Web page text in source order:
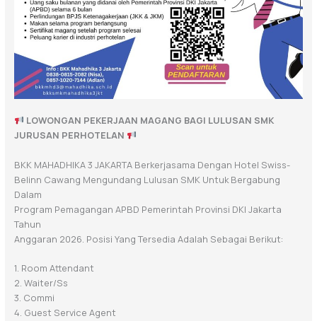
LOWONGAN PEKERJAAN MAGANG BAGI LULUSAN SMK
JURUSAN PERHOTELAN
BKK MAHADHIKA 3 JAKARTA Berkerjasama Dengan Hotel Swiss-
Belinn Cawang Mengundang Lulusan SMK Untuk Bergabung
Dalam
Program Pemagangan APBD Pemerintah Provinsi DKI Jakarta
Tahun
Anggaran 2026. Posisi Yang Tersedia Adalah Sebagai Berikut:
1. Room Attendant
2. Waiter/ss
3. Commi
4. Guest Service Agent